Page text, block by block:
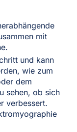
mit
und kann
wie zum
dem
sehen, ob sich
verbessert.